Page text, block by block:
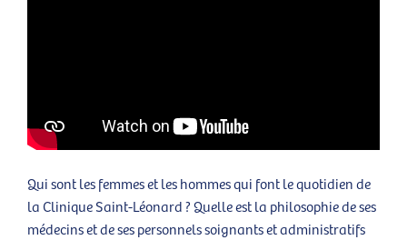
Qui sont les femmes et les hommes qui font le quotidien de
la Clinique Saint-Léonard ? Quelle est la philosophie de ses
médecins et de ses personnels soignants et administratifs